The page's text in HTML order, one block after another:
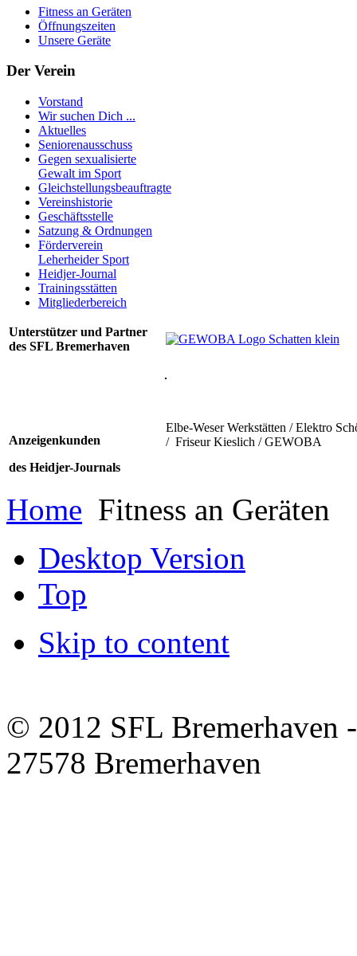
Fitness an Geräten
Öffnungszeiten
Unsere Geräte
Der Verein
Vorstand
Wir suchen Dich ...
Aktuelles
Seniorenausschuss
Gegen sexualisierte
Gewalt im Sport
Gleichstellungsbeauftragte
Vereinshistorie
Geschäftsstelle
Satzung & Ordnungen
Förderverein
Leherheider Sport
Heidjer-Journal
Trainingsstätten
Mitgliederbereich
Unterstützer und Partner
des SFL Bremerhaven
Anzeigenkunden
des Heidjer-Journals
Elbe-Weser Werkstätten / Elektro
/ Friseur Kieslich / GEWOBA
Home Fitness an Geräten
Desktop Version
Top
Skip to content
© 2012 SFL Bremerhaven
27578 Bremerhaven